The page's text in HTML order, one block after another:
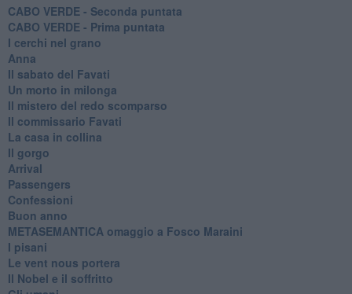
CABO VERDE - Seconda puntata
CABO VERDE - Prima puntata
I cerchi nel grano
Anna
Il sabato del Favati
Un morto in milonga
Il mistero del redo scomparso
Il commissario Favati
La casa in collina
Il gorgo
Arrival
Passengers
Confessioni
Buon anno
METASEMANTICA omaggio a Fosco Maraini
I pisani
Le vent nous portera
Il Nobel e il soffritto